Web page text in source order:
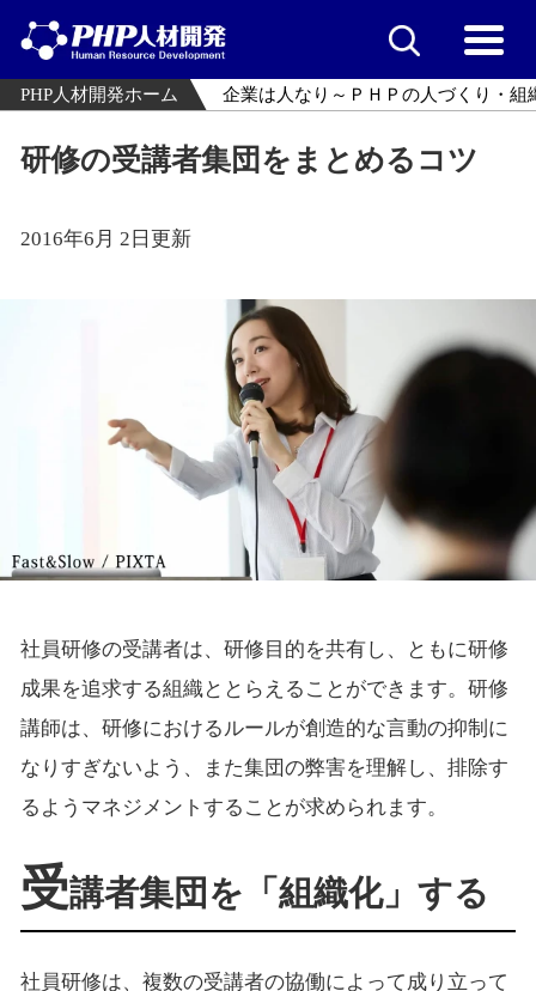
PHP人材開発ホーム 企業は人なり～ＰＨＰの人づくり・組
研修の受講者集団をまとめるコツ
2016年6月 2日更新
社員研修の受講者は、研修目的を共有し、ともに研修
成果を追求する組織ととらえることができます。研修
講師は、研修におけるルールが創造的な言動の抑制に
なりすぎないよう、また集団の弊害を理解し、排除す
るようマネジメントすることが求められます。
受講者集団を「組織化」する
社員研修は、複数の受講者の協働によって成り立って